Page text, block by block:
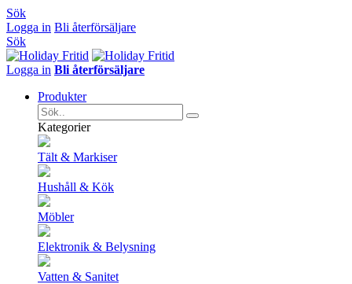
Sök
Logga in Bli återförsäljare
Sök
Logga in Bli återförsäljare
Produkter
Kategorier
Tält & Markiser
Hushåll & Kök
Möbler
Elektronik & Belysning
Vatten & Sanitet